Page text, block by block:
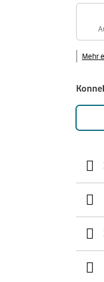
Mehr